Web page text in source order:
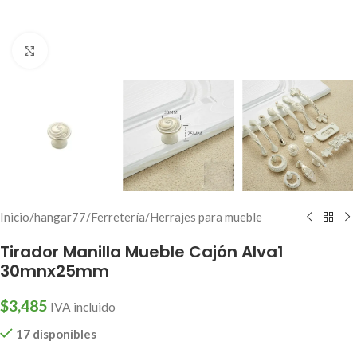
Inicio/hangar77/Ferretería/Herrajes para mueble
Tirador Manilla Mueble Cajón Alva1
30mnx25mm
$3,485 IVA incluido
17 disponibles